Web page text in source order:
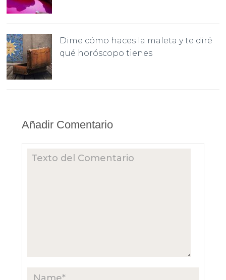
Dime cómo haces la maleta y te diré
qué horóscopo tienes
Añadir Comentario